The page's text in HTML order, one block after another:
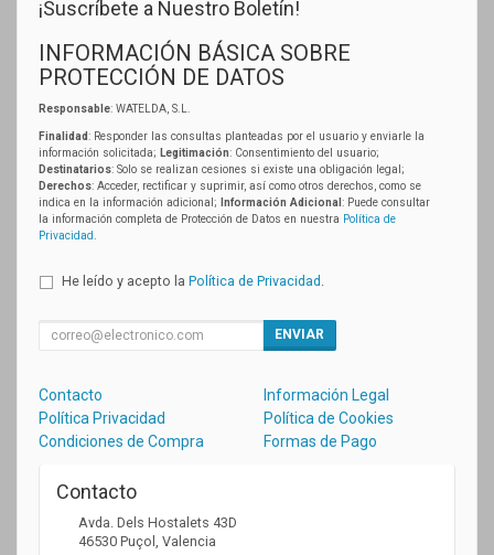
¡Suscríbete a Nuestro Boletín!
INFORMACIÓN BÁSICA SOBRE
PROTECCIÓN DE DATOS
Responsable: WATELDA, S.L.
Finalidad: Responder las consultas planteadas por el usuario y enviarle la
información solicitada; Legitimación: Consentimiento del usuario;
Destinatarios: Solo se realizan cesiones si existe una obligación legal;
Derechos: Acceder, rectificar y suprimir, así como otros derechos, como se
indica en la información adicional;
Información Adicional : Puede consultar
la información completa de Protección de Datos en nuestra Política de
Privacidad
He leído y acepto la Política de Privacidad
ENVIAR
Contacto
Información Legal
Política Privacidad
Política de Cookies
Condiciones de Compra
Formas de Pago
Contacto
Avda. Dels Hostalets 43D
46530 Puçol Valencia